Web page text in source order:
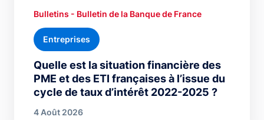
Quelle est la situation financière des
PME et des ETI françaises à l’issue du
cycle de taux d’intérêt 2022-2025 ?
Bulletins - Bulletin de la Banque de France
Entreprises
4 Août 2026